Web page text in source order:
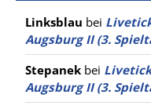
Linksblau bei
Augsburg II (3.
Stepanek bei
Augsburg II (3.